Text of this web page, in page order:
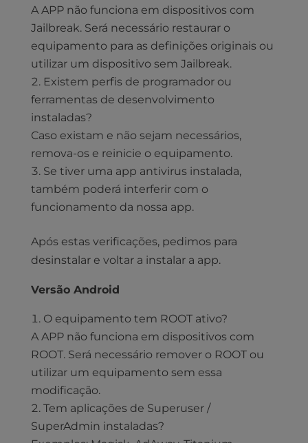
A APP não funciona em dispositivos com
Jailbreak. Será necessário restaurar o
equipamento para as definições originais ou
utilizar um dispositivo sem Jailbreak.
Existem perfis de programador ou
ferramentas de desenvolvimento
instaladas?
Caso existam e não sejam necessários,
remova-os e reinicie o equipamento.
Se tiver uma app antivirus instalada,
também poderá interferir com o
funcionamento da nossa app.
Após estas verificações, pedimos para
desinstalar e voltar a instalar a app.
Versão Android
O equipamento tem ROOT ativo?
A APP não funciona em dispositivos com
ROOT. Será necessário remover o ROOT ou
utilizar um equipamento sem essa
modificação.
Tem aplicações de Superuser /
SuperAdmin instaladas?